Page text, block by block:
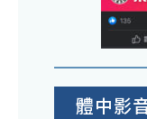
體中影